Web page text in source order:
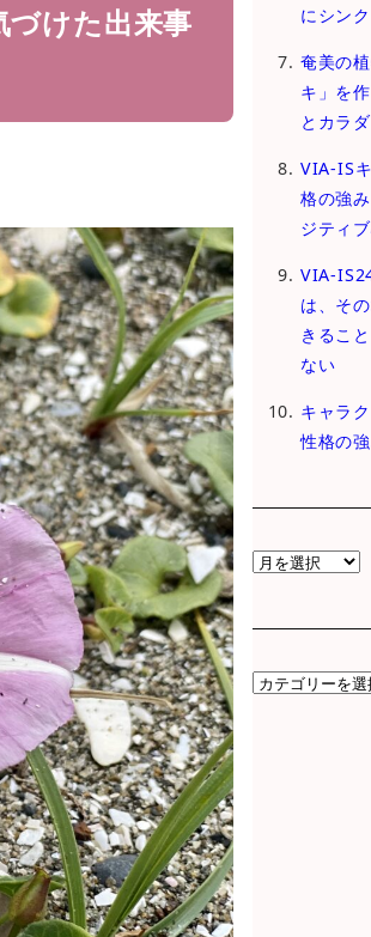
けた出来事
にシン
奄美の
キ」を
とカラ
VIA-IS
格の強
ジティ
VIA-
は、そ
きるこ
ない
キャラ
性格の
ア
ブ
カ